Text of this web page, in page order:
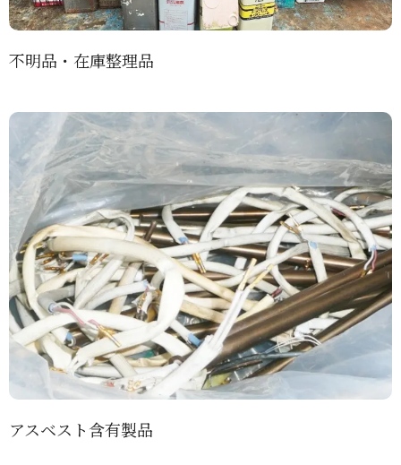
不明品・在庫整理品
アスベスト含有製品